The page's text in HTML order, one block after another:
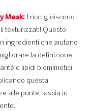
Mask:
I ricci gioiscono
texturizzati! Questo
ingredienti che aiutano
la definizione
e lipidi biomimetici
questa
alle punte, lascia in